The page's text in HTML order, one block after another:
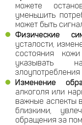
можете
уменьшить
может быть
Физические
усталости,
состояния
указывать
Изменение
алкоголя или
важные аспекты
близкими,
обращения за